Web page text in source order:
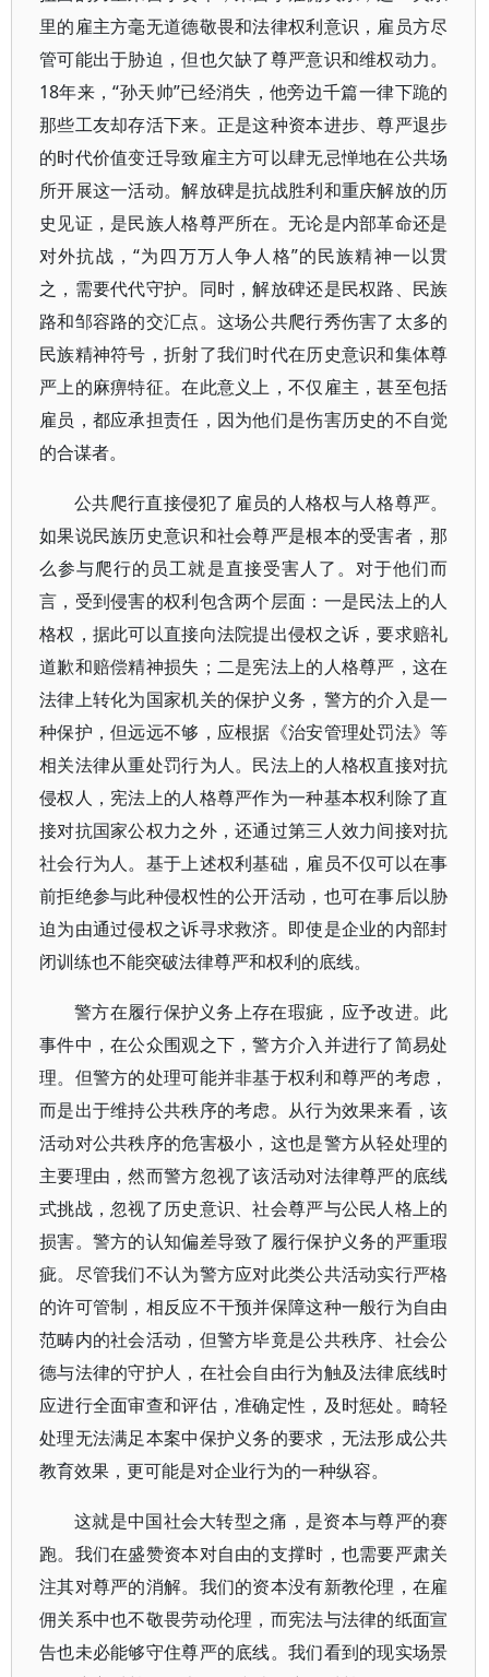
里的雇主方毫无道德敬畏和法律权利意识，雇员方尽
管可能出于胁迫，但也欠缺了尊严意识和维权动力。
18年来，“孙天帅”已经消失，他旁边千篇一律下跪的
那些工友却存活下来。正是这种资本进步、尊严退步
的时代价值变迁导致雇主方可以肆无忌惮地在公共场
所开展这一活动。解放碑是抗战胜利和重庆解放的历
史见证，是民族人格尊严所在。无论是内部革命还是
对外抗战，“为四万万人争人格”的民族精神一以贯
之，需要代代守护。同时，解放碑还是民权路、民族
路和邹容路的交汇点。这场公共爬行秀伤害了太多的
民族精神符号，折射了我们时代在历史意识和集体尊
严上的麻痹特征。在此意义上，不仅雇主，甚至包括
雇员，都应承担责任，因为他们是伤害历史的不自觉
的合谋者。
公共爬行直接侵犯了雇员的人格权与人格尊严。
如果说民族历史意识和社会尊严是根本的受害者，那
么参与爬行的员工就是直接受害人了。对于他们而
言，受到侵害的权利包含两个层面：一是民法上的人
格权，据此可以直接向法院提出侵权之诉，要求赔礼
道歉和赔偿精神损失；二是宪法上的人格尊严，这在
法律上转化为国家机关的保护义务，警方的介入是一
种保护，但远远不够，应根据《治安管理处罚法》等
相关法律从重处罚行为人。民法上的人格权直接对抗
侵权人，宪法上的人格尊严作为一种基本权利除了直
接对抗国家公权力之外，还通过第三人效力间接对抗
社会行为人。基于上述权利基础，雇员不仅可以在事
前拒绝参与此种侵权性的公开活动，也可在事后以胁
迫为由通过侵权之诉寻求救济。即使是企业的内部封
闭训练也不能突破法律尊严和权利的底线。
警方在履行保护义务上存在瑕疵，应予改进。此
事件中，在公众围观之下，警方介入并进行了简易处
理。但警方的处理可能并非基于权利和尊严的考虑，
而是出于维持公共秩序的考虑。从行为效果来看，该
活动对公共秩序的危害极小，这也是警方从轻处理的
主要理由，然而警方忽视了该活动对法律尊严的底线
式挑战，忽视了历史意识、社会尊严与公民人格上的
损害。警方的认知偏差导致了履行保护义务的严重瑕
疵。尽管我们不认为警方应对此类公共活动实行严格
的许可管制，相反应不干预并保障这种一般行为自由
范畴内的社会活动，但警方毕竟是公共秩序、社会公
德与法律的守护人，在社会自由行为触及法律底线时
应进行全面审查和评估，准确定性，及时惩处。畸轻
处理无法满足本案中保护义务的要求，无法形成公共
教育效果，更可能是对企业行为的一种纵容。
这就是中国社会大转型之痛，是资本与尊严的赛
跑。我们在盛赞资本对自由的支撑时，也需要严肃关
注其对尊严的消解。我们的资本没有新教伦理，在雇
佣关系中也不敬畏劳动伦理，而宪法与法律的纸面宣
告也未必能够守住尊严的底线。我们看到的现实场景